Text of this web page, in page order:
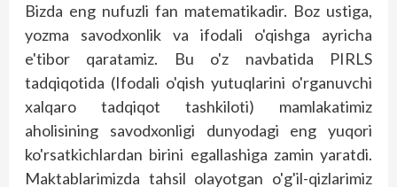
Bizda eng nufuzli fan matematikadir. Boz ustiga,
yozma savodxonlik va ifodali o'qishga ayricha
e'tibor qaratamiz. Bu o'z navbatida PIRLS
tadqiqotida (Ifodali o'qish yutuqlarini o'rganuvchi
xalqaro tadqiqot tashkiloti) mamlakatimiz
aholisining savodxonligi dunyodagi eng yuqori
ko'rsatkichlardan birini egallashiga zamin yaratdi.
Maktablarimizda tahsil olayotgan o'g'il-qizlarimiz